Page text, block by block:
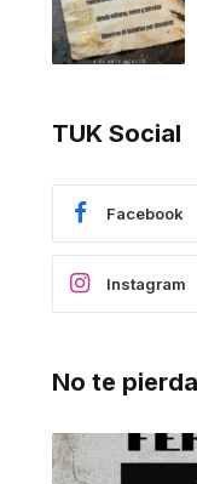
TUK Social
Facebook
Instagram
No te